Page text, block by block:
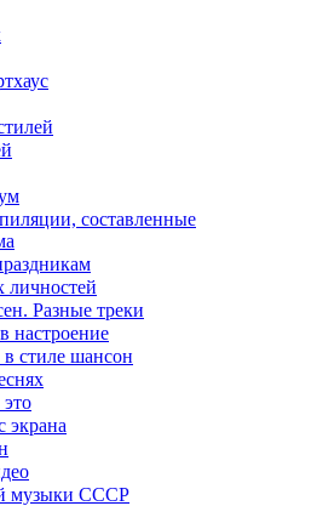
составленные
Разные треки
настроение
стиле шансон
экрана
музыки СССР